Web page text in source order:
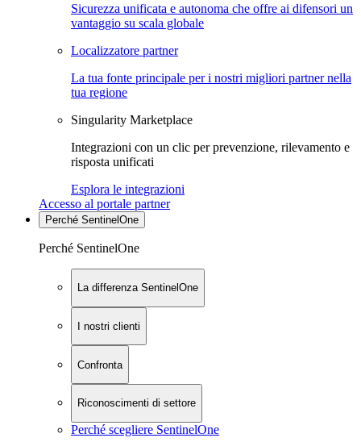
Sicurezza unificata e autonoma che offre ai difensori un
vantaggio su scala globale
Localizzatore partner
La tua fonte principale per i nostri migliori partner nella
tua regione
Singularity Marketplace
Integrazioni con un clic per prevenzione, rilevamento e
risposta unificati
Esplora le integrazioni
Accesso al portale partner
Perché SentinelOne
Perché SentinelOne
La differenza SentinelOne
I nostri clienti
Confronta
Riconoscimenti di settore
Perché scegliere SentinelOne